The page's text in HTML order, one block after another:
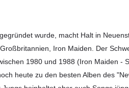
wurde, macht Halt in
Iron Maiden. Der
1980 und 1988 (Iron Maiden -
heute zu den besten Alben des